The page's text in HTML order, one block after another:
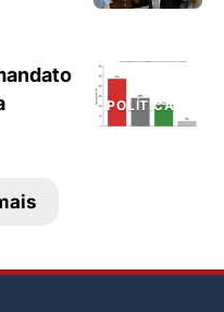
POLÍTICA